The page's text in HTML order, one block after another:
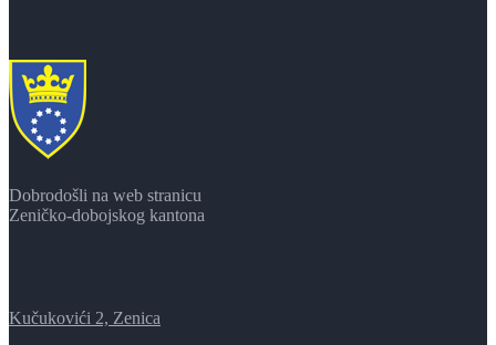
Dobrodošli na web stranicu
Zeničko-dobojskog kantona
Kučukovići 2, Zenica